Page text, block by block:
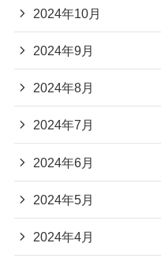
2024年10月
2024年9月
2024年8月
2024年7月
2024年6月
2024年5月
2024年4月